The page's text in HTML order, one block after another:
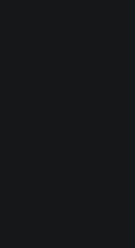
the visitor uses the